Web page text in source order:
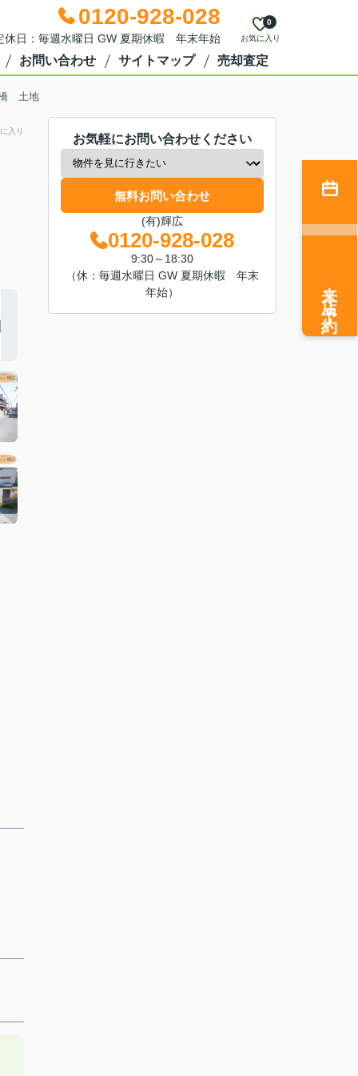
0120-928-028
日：毎週水曜日 GW 夏期休暇 年末年始 お気に入り
0
お問い合わせ サイトマップ 売却査定
橋 土地
入り
お気軽にお問い合わせください
無料お問い合わせ
(有)輝広
0120-928-028
9:30～18:30
（休：毎週水曜日 GW 夏期休暇 年末
年始）
来店予約